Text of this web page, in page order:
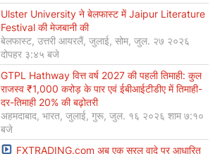
Ulster University ने बेलफास्ट में Jaipur Literature
Festival की मेजबानी की
बेलफास्ट, उत्तरी आयरलैं, जुलाई, सोम, जुल. २७ २०२६
दोपहर ३:४५ बजे
GTPL Hathway वित्त वर्ष 2027 की पहली तिमाही: कुल
राजस्व ₹1,000 करोड़ के पार एवं ईबीआईटीडीए में तिमाही-
दर-तिमाही 20% की बढ़ोतरी
अहमदाबाद, भारत, जुलाई, गुरू, जुल. १६ २०२६ शाम ७:१०
बजे
FXTRADING.com अब एक सरल वादे पर आधारित